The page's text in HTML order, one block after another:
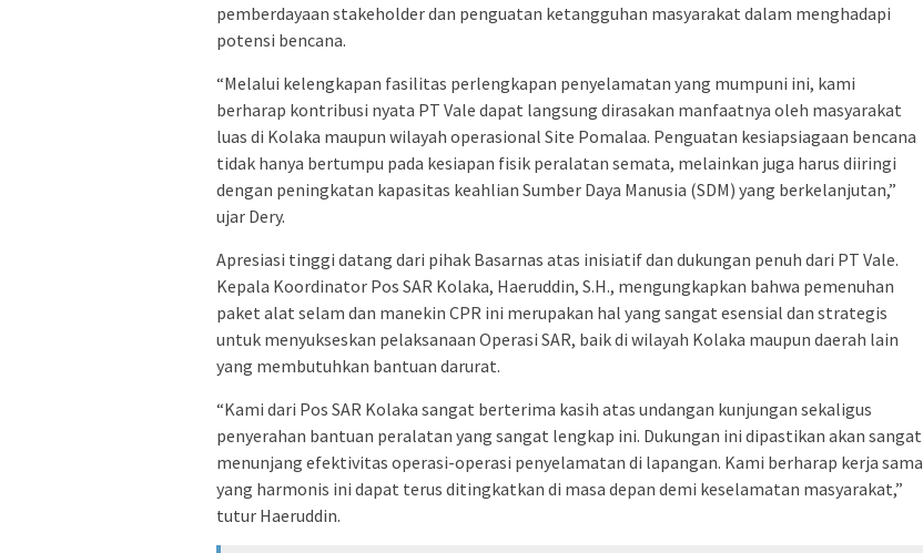
pemberdayaan stakeholder dan penguatan ketangguhan masyarakat dalam menghadapi
potensi bencana.
“Melalui kelengkapan fasilitas perlengkapan penyelamatan yang mumpuni ini, kami
berharap kontribusi nyata PT Vale dapat langsung dirasakan manfaatnya oleh masyarakat
luas di Kolaka maupun wilayah operasional Site Pomalaa. Penguatan kesiapsiagaan bencana
tidak hanya bertumpu pada kesiapan fisik peralatan semata, melainkan juga harus diiringi
dengan peningkatan kapasitas keahlian Sumber Daya Manusia (SDM) yang berkelanjutan,”
ujar Dery.
Apresiasi tinggi datang dari pihak Basarnas atas inisiatif dan dukungan penuh dari PT Vale.
Kepala Koordinator Pos SAR Kolaka, Haeruddin, S.H., mengungkapkan bahwa pemenuhan
paket alat selam dan manekin CPR ini merupakan hal yang sangat esensial dan strategis
untuk menyukseskan pelaksanaan Operasi SAR, baik di wilayah Kolaka maupun daerah lain
yang membutuhkan bantuan darurat.
“Kami dari Pos SAR Kolaka sangat berterima kasih atas undangan kunjungan sekaligus
penyerahan bantuan peralatan yang sangat lengkap ini. Dukungan ini dipastikan akan sangat
menunjang efektivitas operasi-operasi penyelamatan di lapangan. Kami berharap kerja sama
yang harmonis ini dapat terus ditingkatkan di masa depan demi keselamatan masyarakat,”
tutur Haeruddin.